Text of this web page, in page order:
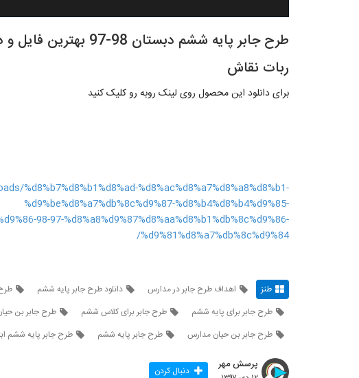
طرح جابر پایه ششم
ربات نقاش
برای دانلود این محصول روی لینک روبه رو کلیک کنید
%d8%b7%d8%b1%d8%ad-%d8%ac%d8%a7%d8%a8%d8%b1-
%d9%be%d8%a7%db%8c%d9%87-%d8%b4%d8%b4%d9%85-
98-97-%d8%a8%d9%87%d8%aa%d8%b1%db%8c%d9%86-
%d9%81%d8%a7%db%8c%d9%84/
طنز اهداف طرح جابر در مدارس دانلود طرح جابر پایه ششم
طرح جابر برای پایه ششم
طرح جابر برای کلاس ششم طرح جابر بن
طرح جابر بن حیان مدارس
طرح جابر پایه ششم طرح جابر پایه ششم
پرسش مهر دنبال کردن